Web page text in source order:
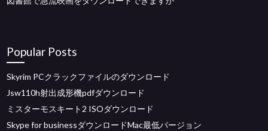
Popular Posts
Skyrim PCクラックファイルのダウンロード
Jsw110h射出成形機pdfダウンロード
ミスターモスキート2 ISOダウンロード
Skype for businessダウンロードMac最低バージョン